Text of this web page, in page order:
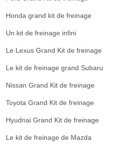
Honda grand kit de freinage
Un kit de freinage infini
Le Lexus Grand Kit de freinage
Le kit de freinage grand Subaru
Nissan Grand Kit de freinage
Toyota Grand Kit de freinage
Hyudnai Grand Kit de freinage
Le kit de freinage de Mazda